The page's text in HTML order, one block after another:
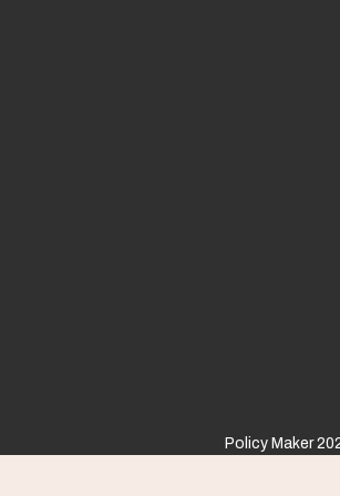
Policy Maker